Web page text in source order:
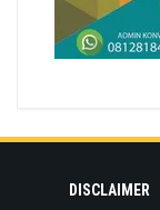
DISCLAIMER